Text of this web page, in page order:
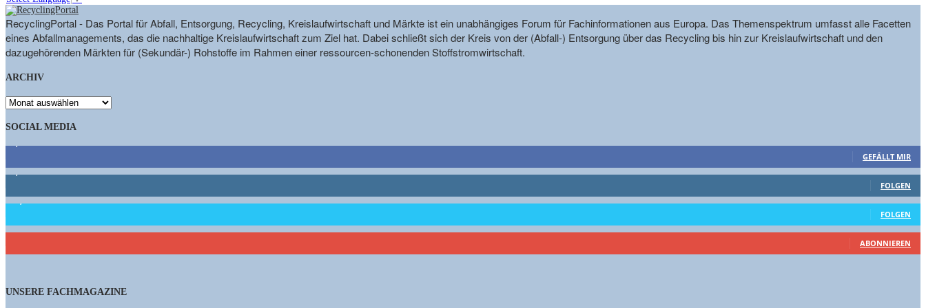
RecyclingPortal - Das Portal für Abfall, Entsorgung, Recycling, Kreislaufwirtschaft und Märkte ist ein unabhängiges Forum für Fachinformationen aus Europa. Das Themenspektrum umfasst alle Facetten
eines Abfallmanagements, das die nachhaltige Kreislaufwirtschaft zum Ziel hat. Dabei schließt sich der Kreis von der (Abfall-) Entsorgung über das Recycling bis hin zur Kreislaufwirtschaft und den
dazugehörenden Märkten für (Sekundär-) Rohstoffe im Rahmen einer ressourcen-schonenden Stoffstromwirtschaft.
ARCHIV
ARCHIV
SOCIAL MEDIA
GEFÄLLT MIR
1,662 Follower
FOLGEN
15,658 Follower
FOLGEN
461 Abonnenten
ABONNIEREN
UNSERE FACHMAGAZINE